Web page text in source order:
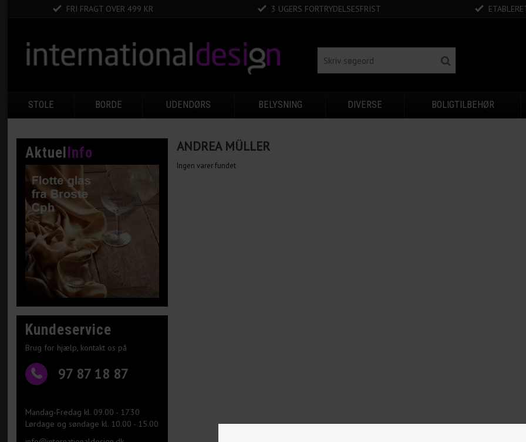
FRI FRAGT OVER 499 KR 3 UGERS FORTRYDELSESFRIST
STOLE BORDE UDENDØRS BELYSNING DIVERSE BOLIGTILBEHØR
Aktuel Info
Kundeservice
Brug for hjælp, kontakt os på
97 87 18 87
Mandag-Fredag kl. 09.00 - 17.30
Lørdage og søndage kl. 10.00 - 15.00
ANDREA MÜLLER
Ingen varer fundet